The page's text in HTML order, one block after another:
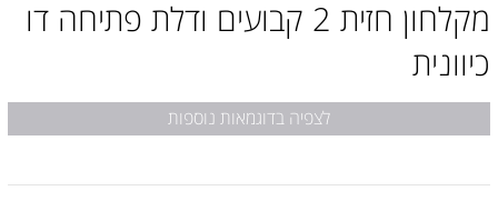
מקלחון חזית 2 קבועים ודלת פתיחה דו
כיוונית
לצפיה בדוגמאות נוספות